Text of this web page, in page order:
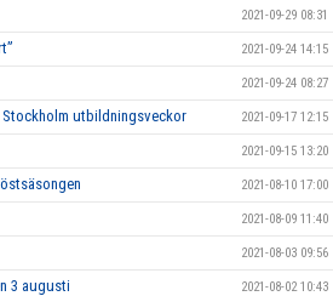
2021-09-29 08:31
2021-09-24 14:15
2021-09-24 08:27
Stockholm utbildningsveckor 2021-09-17 12:15
2021-09-15 13:20
2021-08-10 17:00
2021-08-09 11:40
2021-08-03 09:56
3 augusti 2021-08-02 10:43